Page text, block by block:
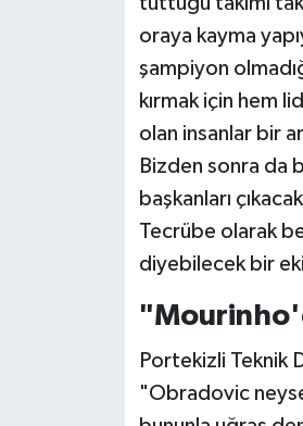
oraya kayma
şampiyon
kırmak için hem
olan insanlar bir
Bizden sonra da
başkanları
Tecrübe olarak
diyebilecek bir
Portekizli Teknik
"Obradovic
Yaşam-Çevre